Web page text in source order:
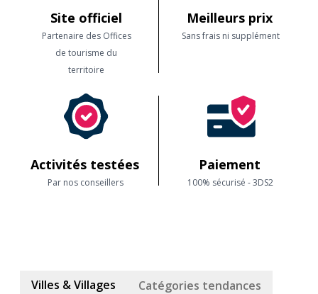
Site officiel
Partenaire des Offices
de tourisme du
territoire
Meilleurs prix
Sans frais ni supplément
Activités testées
Par nos conseillers
Paiement
100% sécurisé - 3DS2
Villes & Villages Catégories tendances